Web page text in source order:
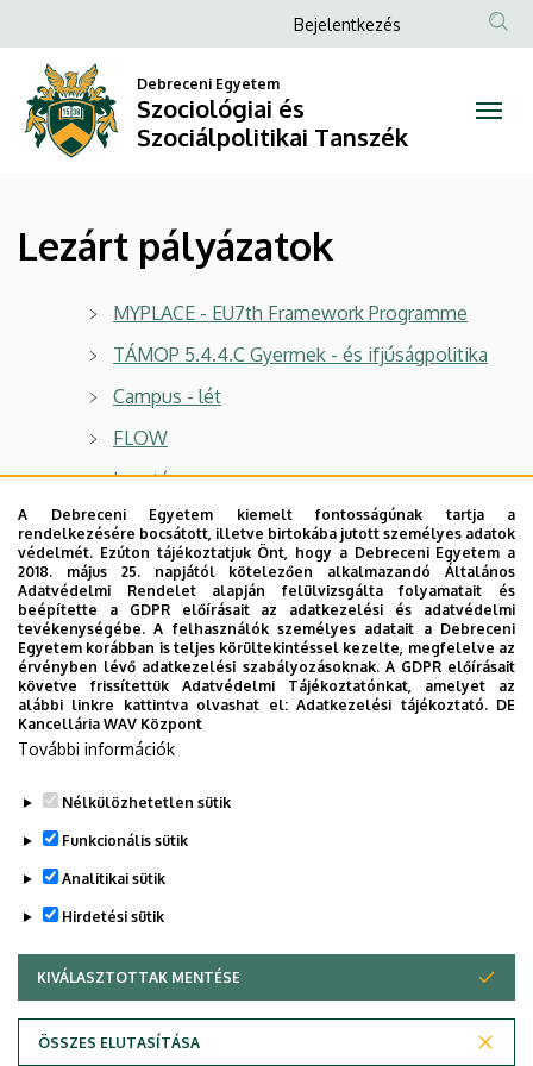
pályázatok
Szociológiai
Szociálpolitikai
Tanszék
a
tartalomra
Anonim
fiók
menüje
Bejelentkezés
Debreceni Egyetem
Szociológiai és
Szociálpolitikai Tanszék
Lezárt pályázatok
MYPLACE - EU7th Framework Programme
TÁMOP 5.4.4.C Gyermek - és ifjúságpolitika
Campus - lét
FLOW
Innotárs
ENRI
Leonardo da Vinci - Motivation
Két nem egy igen
Leonardo da Vinci - Community Care
Szociotéka
MYWEB - EU7th Framework Programme
Legutóbbi frissítés: 2023. 09. 20. 12:37
Adatvédelem
A Debreceni Egyetem kiemelt fontosságúnak tartja a
rendelkezésére bocsátott, illetve birtokába jutott személyes adatok
védelmét. Ezúton tájékoztatjuk Önt, hogy a Debreceni Egyetem a
2018. május 25. napjától kötelezően alkalmazandó Általános
Adatvédelmi Rendelet alapján felülvizsgálta folyamatait és
beépítette a GDPR előírásait az adatkezelési és adatvédelmi
tevékenységébe. A felhasználók személyes adatait a Debreceni
Egyetem korábban is teljes körültekintéssel kezelte, megfelelve az
érvényben lévő adatkezelési szabályozásoknak. A GDPR előírásait
követve frissítettük Adatvédelmi Tájékoztatónkat, amelyet az
alábbi linkre kattintva olvashat el:Adatkezelési tájékoztató. DE
Kancellária WAV Központ
További információk
Nélkülözhetetlen sütik
Funkcionális sütik
Analitikai sütik
Hirdetési sütik
KIVÁLASZTOTTAK MENTÉSE
ÖSSZES ELUTASÍTÁSA
WITHDRAW CONSENT